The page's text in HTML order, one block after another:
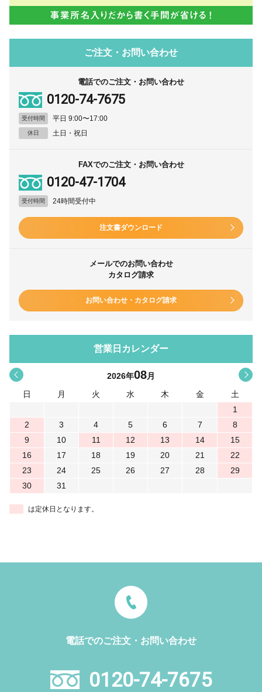
ご注文・お問い合わせ
電話でのご注文・お問い合わせ
0120-74-7675
受付時間 平日 9:00〜17:00
休日 土日・祝日
FAXでのご注文・お問い合わせ
0120-47-1704
受付時間 24時間受付中
注文書ダウンロード
メールでのお問い合わせ
カタログ請求
お問い合わせ・カタログ請求
営業日カレンダー
< 2026年08月
日
月 火 水 木 金
土
1
2
3 4 5 6 7
8
9
10 11 12 13 14
15
16
17 18 19 20 21
22
23
24 25 26 27 28
29
30
31
は定休日となります。
電話でのご注文・お問い合わせ
0120-74-7675